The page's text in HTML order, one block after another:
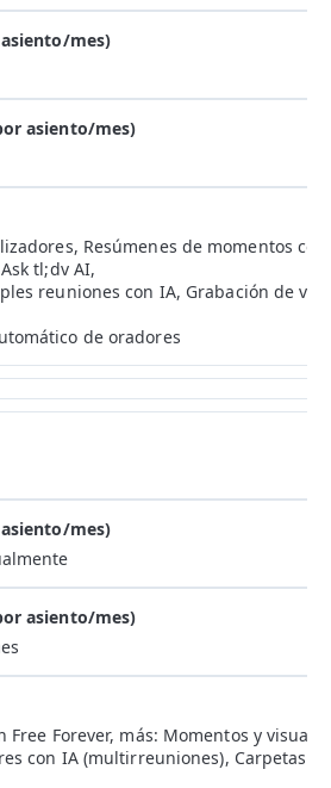
Resúmenes de momentos
tl;dv AI,
reuniones con IA, Grabación de
de oradores
Free Forever, más: Momentos y
con IA (multirreuniones), Carpetas